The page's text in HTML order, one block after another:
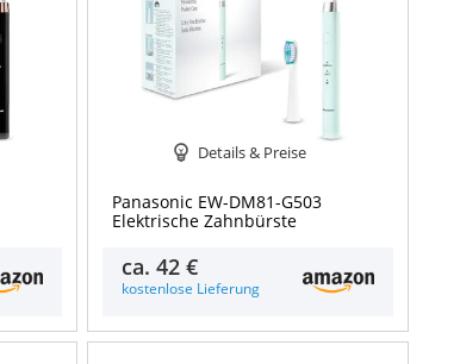
Details & Preise
Panasonic EW-DM81-G503
Elektrische Zahnbürste
ca.42 €
kostenlose Lieferung